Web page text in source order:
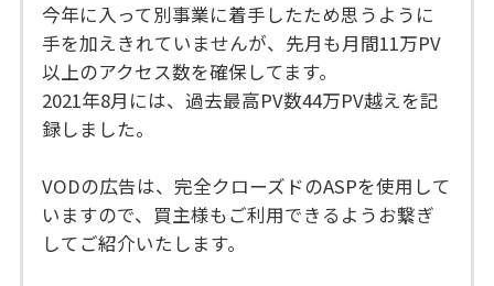
今年に入って別事業に着手したため思うように
手を加えきれていませんが、先月も月間11万PV
以上のアクセス数を確保してます。
2021年8月には、過去最高PV数44万PV越えを記
録しました。
VODの広告は、完全クローズドのASPを使用して
いますので、買主様もご利用できるようお繋ぎ
してご紹介いたします。